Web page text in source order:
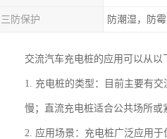
三防保护 防潮湿，防
交流汽车充电桩的应用可以从以
1. 充电桩的类型：目前主要有
慢；直流充电桩适合公共场所或
2. 应用场景：充电桩广泛应用